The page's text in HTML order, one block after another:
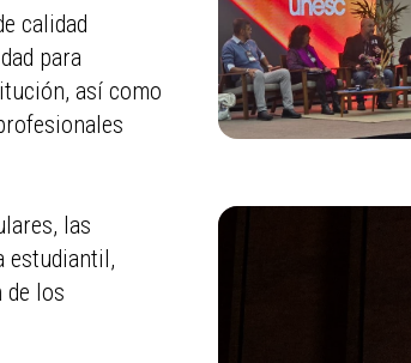
calidad
para
así como
las
estudiantil,
de los